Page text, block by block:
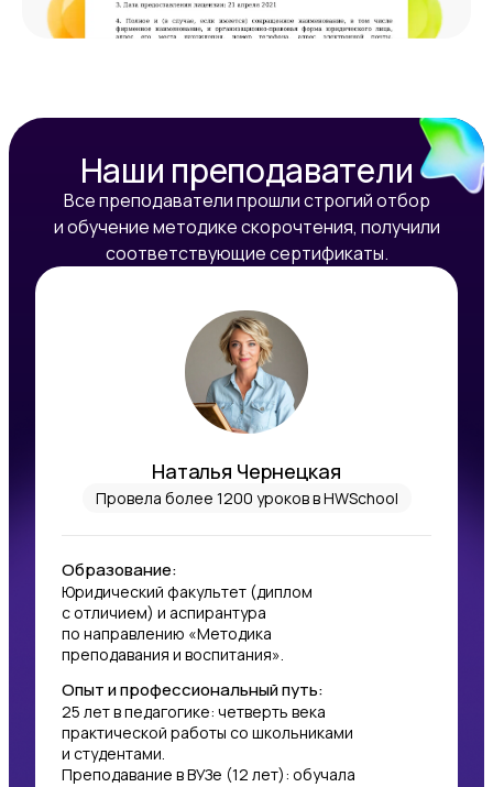
Наши преподаватели
Все преподаватели прошли строгий отбор
и обучение методике скорочтения, получили
соответствующие сертификаты.
Наталья Чернецкая
Провела более 1200 уроков в HWSchool
Образование:
Юридический факультет (диплом
с отличием) и аспирантура
по направлению «Методика
преподавания и воспитания».
Опыт и профессиональный путь:
25 лет в педагогике: четверть века
практической работы со школьниками
и студентами.
Преподавание в ВУЗе (12 лет): обучала